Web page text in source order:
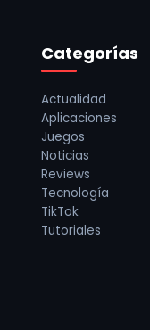
Categorías
Actualidad
Aplicaciones
Juegos
Noticias
Reviews
Tecnología
TikTok
Tutoriales